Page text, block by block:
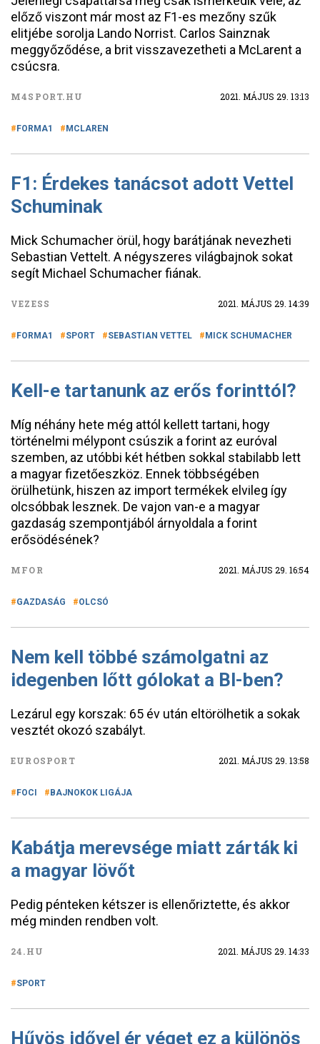
előző viszont már most az F1-es mezőny szűk
elitjébe sorolja Lando Norrist. Carlos Sainznak
meggyőződése, a brit visszavezetheti a McLarent a
csúcsra.
M4SPORT.HU 2021. MÁJUS 29. 13:13
FORMA1 MCLAREN
F1: Érdekes tanácsot adott Vettel
Schuminak
Mick Schumacher örül, hogy barátjának nevezheti
Sebastian Vettelt. A négyszeres világbajnok sokat
segít Michael Schumacher fiának.
VEZESS 2021. MÁJUS 29. 14:39
FORMA1 SPORT SEBASTIAN VETTEL MICK SCHUMACHER
Kell-e tartanunk az erős forinttól?
Míg néhány hete még attól kellett tartani, hogy
történelmi mélypont csúszik a forint az euróval
szemben, az utóbbi két hétben sokkal stabilabb lett
a magyar fizetőeszköz. Ennek többségében
örülhetünk, hiszen az import termékek elvileg így
olcsóbbak lesznek. De vajon van-e a magyar
gazdaság szempontjából árnyoldala a forint
erősödésének?
MFOR 2021. MÁJUS 29. 16:54
GAZDASÁG OLCSÓ
Nem kell többé számolgatni az
idegenben lőtt gólokat a Bl-ben?
Lezárul egy korszak: 65 év után eltörölhetik a sokak
vesztét okozó szabályt.
EUROSPORT 2021. MÁJUS 29. 13:58
FOCI BAJNOKOK LIGÁJA
Kabátja merevsége miatt zárták ki
a magyar lövőt
Pedig pénteken kétszer is ellenőriztette, és akkor
még minden rendben volt.
24.HU 2021. MÁJUS 29. 14:33
SPORT
Hűvös idővel ér véget ez a különös